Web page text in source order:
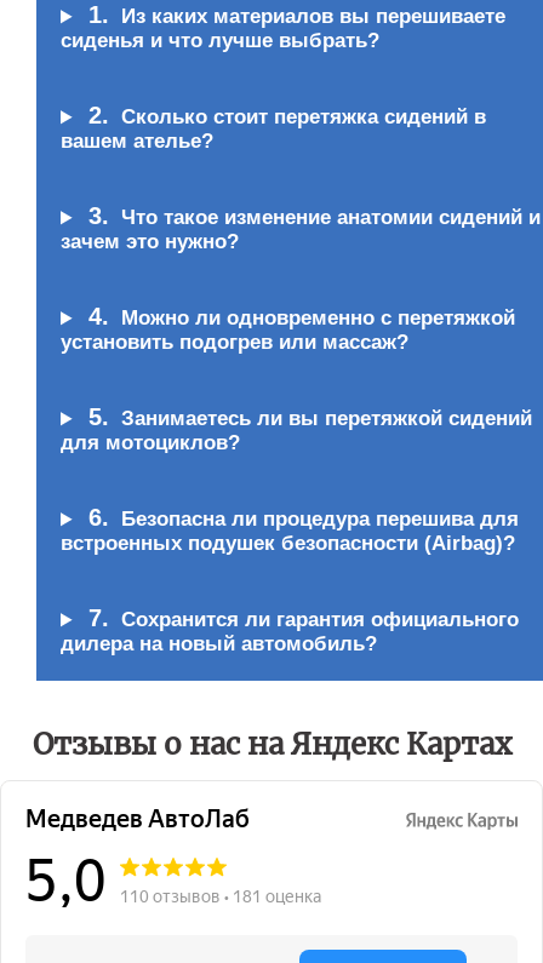
1.
Из каких материалов вы перешиваете
сиденья и что лучше выбрать?
2. Сколько стоит перетяжка сидений в
вашем ателье?
3.
Что такое изменение анатомии сидений и
зачем это нужно?
4.
Можно ли одновременно с перетяжкой
установить подогрев или массаж?
5. Занимаетесь ли вы перетяжкой сидений
для мотоциклов?
6.
Безопасна ли процедура перешива для
встроенных подушек безопасности (Airbag)?
7. Сохранится ли гарантия официального
дилера на новый автомобиль?
Отзывы о нас на Яндекс Картах